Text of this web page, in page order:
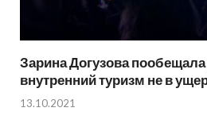
Зарина Догузова пообещала
внутренний туризм не в
13.10.2021